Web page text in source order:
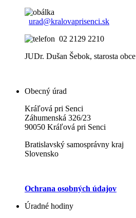
urad@kralovaprisenci.sk
02 2129 2210
JUDr. Dušan Šebok, starosta obce
Obecný úrad
Kráľová pri Senci
Záhumenská 326/23
90050 Kráľová pri Senci
Bratislavský samosprávny kraj
Slovensko
Ochrana osobných údajov
Úradné hodiny